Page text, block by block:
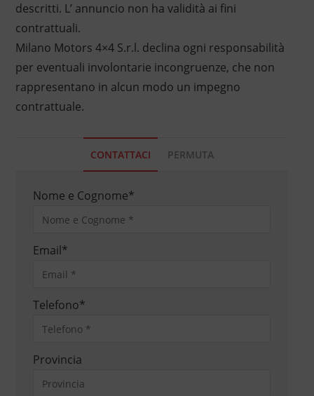
descritti. L’ annuncio non ha validità ai fini
contrattuali.
Milano Motors 4×4 S.r.l. declina ogni responsabilità
per eventuali involontarie incongruenze, che non
rappresentano in alcun modo un impegno
contrattuale.
CONTATTACI PERMUTA
Nome e Cognome*
Email*
Telefono*
Provincia